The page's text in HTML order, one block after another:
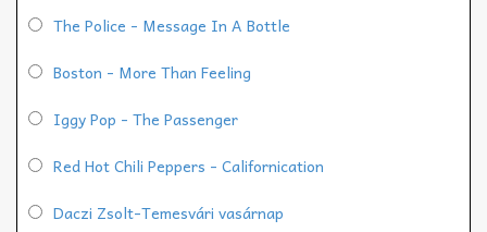
The Police - Message In A Bottle
Boston - More Than Feeling
Iggy Pop - The Passenger
Red Hot Chili Peppers - Californication
Daczi Zsolt-Temesvári vasárnap